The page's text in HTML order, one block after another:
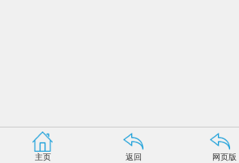
主页 返回 网页版